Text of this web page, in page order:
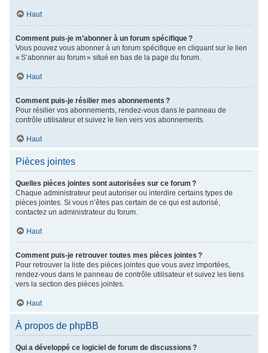
Haut
Comment puis-je m’abonner à un forum spécifique ?
Vous pouvez vous abonner à un forum spécifique en cliquant sur le lien
« S’abonner au forum » situé en bas de la page du forum.
Haut
Comment puis-je résilier mes abonnements ?
Pour résilier vos abonnements, rendez-vous dans le panneau de
contrôle utilisateur et suivez le lien vers vos abonnements.
Haut
Pièces jointes
Quelles pièces jointes sont autorisées sur ce forum ?
Chaque administrateur peut autoriser ou interdire certains types de
pièces jointes. Si vous n’êtes pas certain de ce qui est autorisé,
contactez un administrateur du forum.
Haut
Comment puis-je retrouver toutes mes pièces jointes ?
Pour retrouver la liste des pièces jointes que vous avez importées,
rendez-vous dans le panneau de contrôle utilisateur et suivez les liens
vers la section des pièces jointes.
Haut
À propos de phpBB
Qui a développé ce logiciel de forum de discussions ?